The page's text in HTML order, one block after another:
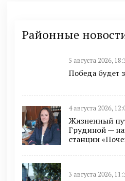
Районные
5 августа 2026,
Победа будет
4 августа 2026,
Жизненный
Грудиной —
станции
3 августа 2026,